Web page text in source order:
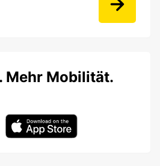
Mehr Mobilität.